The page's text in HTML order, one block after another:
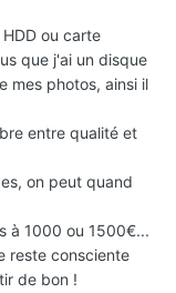
ou carte
que j'ai un disque
mes photos, ainsi il
entre qualité et
on peut quand
à 1000 ou 1500€...
reste consciente
de bon !